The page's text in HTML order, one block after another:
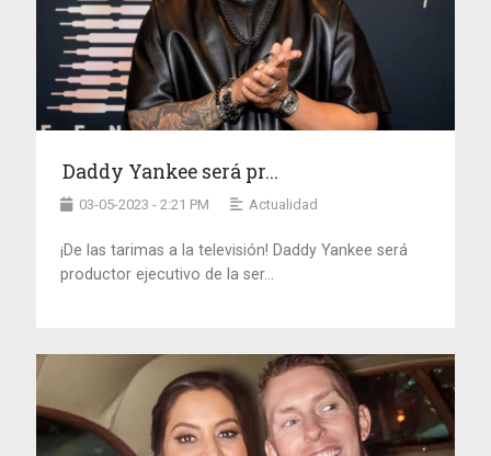
Daddy Yankee será pr...
03-05-2023 - 2:21 PM Actualidad
¡De las tarimas a la televisión! Daddy Yankee será
productor ejecutivo de la ser...